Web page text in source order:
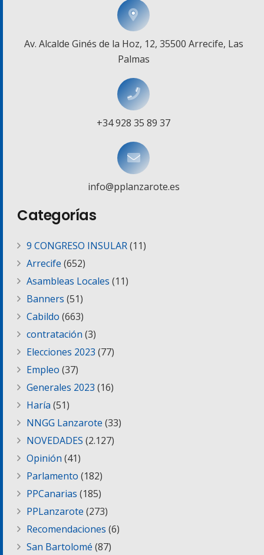
Av. Alcalde Ginés de la Hoz, 12, 35500 Arrecife, Las
Palmas
+34 928 35 89 37
info@pplanzarote.es
Categorías
9 CONGRESO INSULAR(11)
Arrecife (652)
Asambleas Locales (11)
Banners (51)
Cabildo (663)
contratación (3)
Elecciones 2023 (77)
Empleo (37)
Generales 2023 (16)
Haría (51)
NNGG Lanzarote (33)
NOVEDADES (2.127)
Opinión (41)
Parlamento (182)
PPCanarias (185)
PPLanzarote (273)
Recomendaciones (6)
San Bartolomé (87)